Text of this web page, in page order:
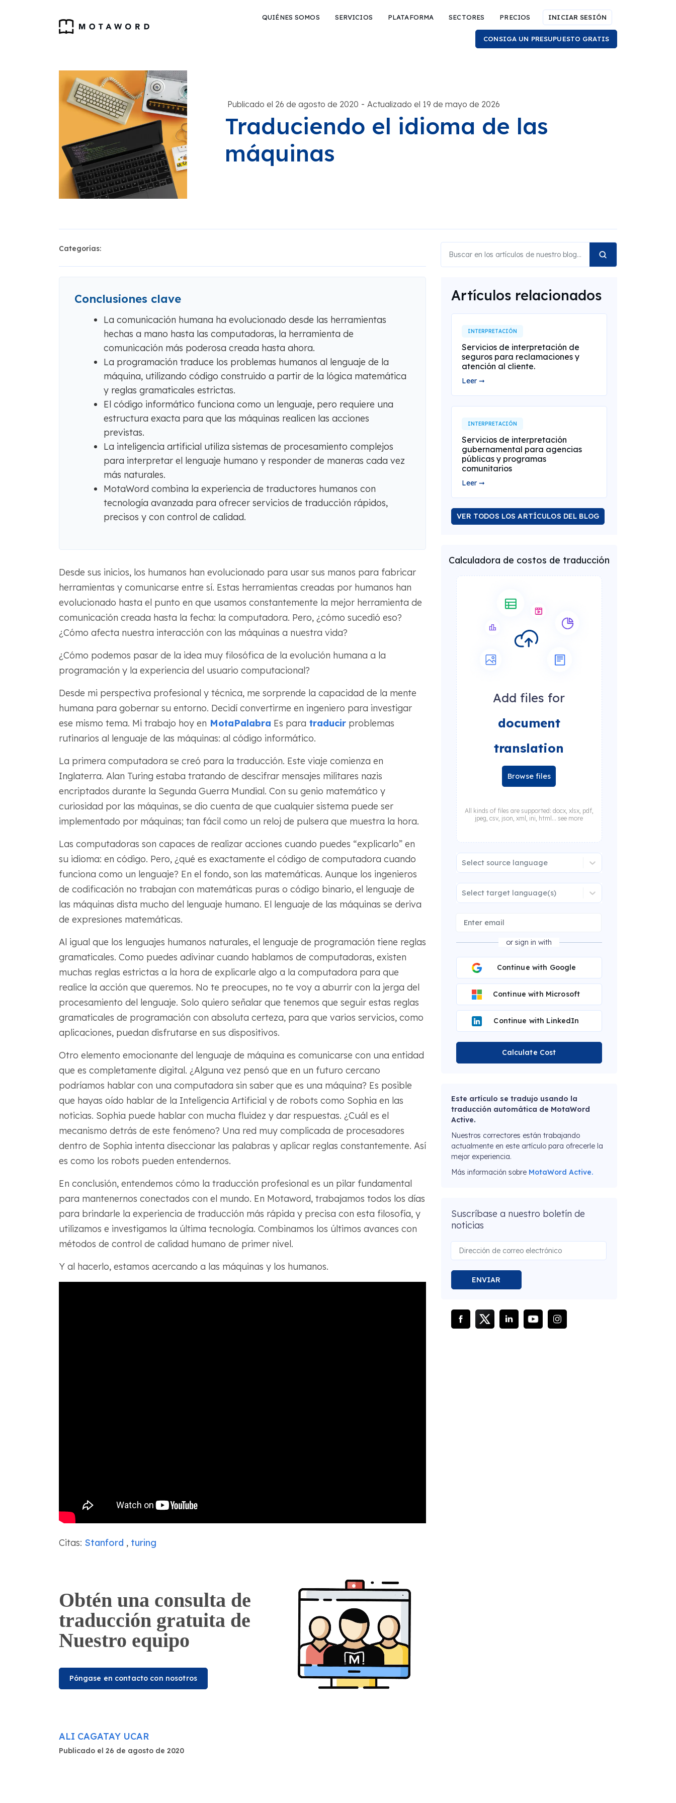
QUIÉNES SOMOS SERVICIOS PLATAFORMA SECTORES PRECIOS INICIAR SESIÓN
CONSIGA UN PRESUPUESTO GRATIS
Publicado el 26 de agosto de 2020 - Actualizado el 19 de mayo de 2026
Traduciendo el idioma de las
máquinas
Categorías:
Conclusiones clave
La comunicación humana ha evolucionado desde las herramientas
hechas a mano hasta las computadoras, la herramienta de
comunicación más poderosa creada hasta ahora.
La programación traduce los problemas humanos al lenguaje de la
máquina, utilizando código construido a partir de la lógica matemática
y reglas gramaticales estrictas.
El código informático funciona como un lenguaje, pero requiere una
estructura exacta para que las máquinas realicen las acciones
previstas.
La inteligencia artificial utiliza sistemas de procesamiento complejos
para interpretar el lenguaje humano y responder de maneras cada vez
más naturales.
MotaWord combina la experiencia de traductores humanos con
tecnología avanzada para ofrecer servicios de traducción rápidos,
precisos y con control de calidad.
Desde sus inicios, los humanos han evolucionado para usar sus manos para fabricar
herramientas y comunicarse entre sí. Estas herramientas creadas por humanos han
evolucionado hasta el punto en que usamos constantemente la mejor herramienta de
comunicación creada hasta la fecha: la computadora. Pero, ¿cómo sucedió eso?
¿Cómo afecta nuestra interacción con las máquinas a nuestra vida?
¿Cómo podemos pasar de la idea muy filosófica de la evolución humana a la
programación y la experiencia del usuario computacional?
Desde mi perspectiva profesional y técnica, me sorprende la capacidad de la mente
humana para gobernar su entorno. Decidí convertirme en ingeniero para investigar
ese mismo tema. Mi trabajo hoy en MotaPalabra Es para traducirproblemas
rutinarios al lenguaje de las máquinas: al código informático.
La primera computadora se creó para la traducción. Este viaje comienza en
Inglaterra. Alan Turing estaba tratando de descifrar mensajes militares nazis
encriptados durante la Segunda Guerra Mundial. Con su genio matemático y
curiosidad por las máquinas, se dio cuenta de que cualquier sistema puede ser
implementado por máquinas; tan fácil como un reloj de pulsera que muestra la hora.
Las computadoras son capaces de realizar acciones cuando puedes “explicarlo” en
su idioma: en código. Pero, ¿qué es exactamente el código de computadora cuando
funciona como un lenguaje? En el fondo, son las matemáticas. Aunque los ingenieros
de codificación no trabajan con matemáticas puras o código binario, el lenguaje de
las máquinas dista mucho del lenguaje humano. El lenguaje de las máquinas se deriva
de expresiones matemáticas.
Al igual que los lenguajes humanos naturales, el lenguaje de programación tiene reglas
gramaticales. Como puedes adivinar cuando hablamos de computadoras, existen
muchas reglas estrictas a la hora de explicarle algo a la computadora para que
realice la acción que queremos. No te preocupes, no te voy a aburrir con la jerga del
procesamiento del lenguaje. Solo quiero señalar que tenemos que seguir estas reglas
gramaticales de programación con absoluta certeza, para que varios servicios, como
aplicaciones, puedan disfrutarse en sus dispositivos.
Otro elemento emocionante del lenguaje de máquina es comunicarse con una entidad
que es completamente digital. ¿Alguna vez pensó que en un futuro cercano
podríamos hablar con una computadora sin saber que es una máquina? Es posible
que hayas oído hablar de la Inteligencia Artificial y de robots como Sophia en las
noticias. Sophia puede hablar con mucha fluidez y dar respuestas. ¿Cuál es el
mecanismo detrás de este fenómeno? Una red muy complicada de procesadores
dentro de Sophia intenta diseccionar las palabras y aplicar reglas constantemente. Así
es como los robots pueden entendernos.
En conclusión, entendemos cómo la traducción profesional es un pilar fundamental
para mantenernos conectados con el mundo. En Motaword, trabajamos todos los días
para brindarle la experiencia de traducción más rápida y precisa con esta filosofía, y
utilizamos e investigamos la última tecnología. Combinamos los últimos avances con
métodos de control de calidad humano de primer nivel.
Y al hacerlo, estamos acercando a las máquinas y los humanos.
Citas: Stanford ,turing
Obtén una consulta de
traducción gratuita de
Nuestro equipo
Póngase en contacto con nosotros
ALI CAGATAY UCAR
Publicado el 26 de agosto de 2020
Artículos relacionados
INTERPRETACIÓN
Servicios de interpretación de
seguros para reclamaciones y
atención al cliente.
Leer ➞
INTERPRETACIÓN
Servicios de interpretación
gubernamental para agencias
públicas y programas
comunitarios
Leer ➞
VER TODOS LOS ARTÍCULOS DEL BLOG
Calculadora de costos de traducción
Add files for
document
translation
Browse files
All kinds of files are supported: docx, xlsx, pdf,
jpeg, csv, json, xml, ini, html... see more
Select source language
Select target language(s)
or sign in with
Continue with Google
Continue with Microsoft
Continue with LinkedIn
Calculate Cost
Este artículo se tradujo usando la
traducción automática de MotaWord
Active.
Nuestros correctores están trabajando
actualmente en este artículo para ofrecerle la
mejor experiencia.
Más información sobre MotaWord Active.
Suscríbase a nuestro boletín de
noticias
ENVIAR